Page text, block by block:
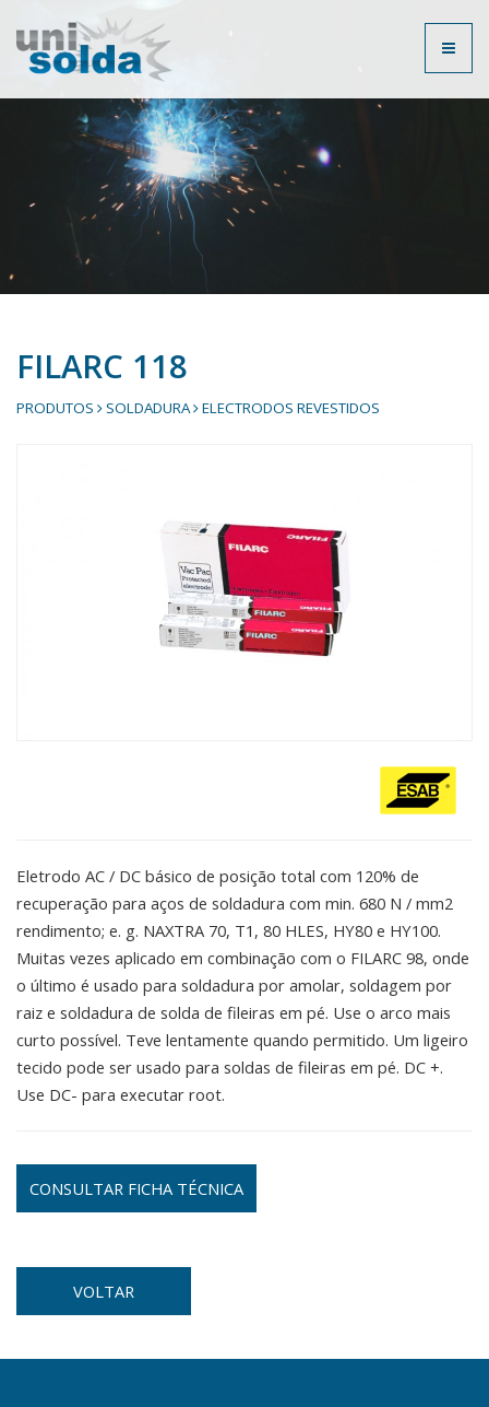
Toggle
FILARC 118
PRODUTOS SOLDADURA ELECTRODOS REVESTIDOS
Eletrodo AC / DC básico de posição total com 120% de
recuperação para aços de soldadura com min. 680 N / mm2
rendimento; e. g. NAXTRA 70, T1, 80 HLES, HY80 e HY100.
Muitas vezes aplicado em combinação com o FILARC 98, onde
o último é usado para soldadura por amolar, soldagem por
raiz e soldadura de solda de fileiras em pé. Use o arco mais
curto possível. Teve lentamente quando permitido. Um ligeiro
tecido pode ser usado para soldas de fileiras em pé. DC +.
Use DC- para executar root.
CONSULTAR FICHA TÉCNICA
VOLTAR